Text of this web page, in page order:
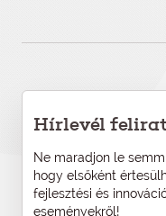
Hírlevél
Ne maradjon le
hogy elsőként
fejlesztési és
eseményekről!